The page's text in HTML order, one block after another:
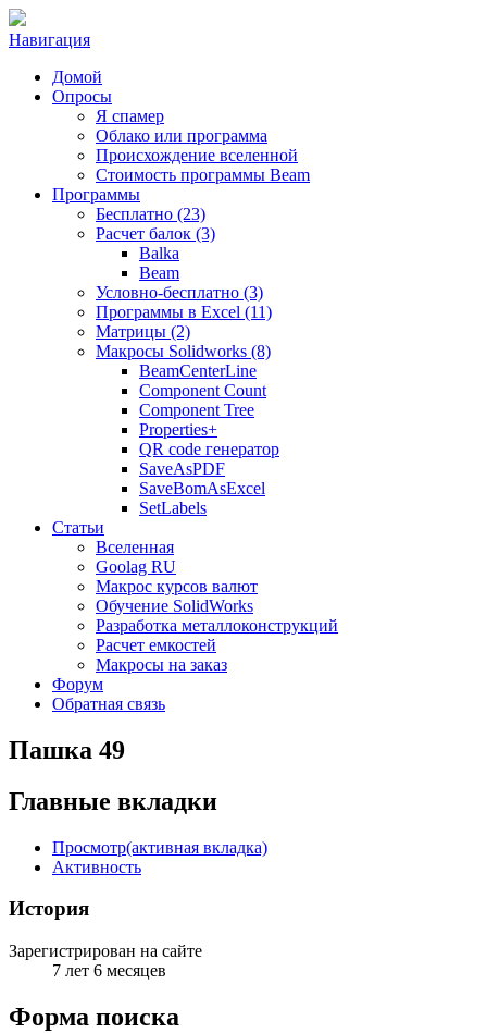
Навигация
Домой
Опросы
Я спамер
Облако или программа
Происхождение вселенной
Стоимость программы Beam
Программы
Бесплатно (23)
Расчет балок (3)
Balka
Beam
Условно-бесплатно (3)
Программы в Excel (11)
Матрицы (2)
Макросы Solidworks (8)
BeamCenterLine
Component Count
Component Tree
Properties+
QR code генератор
SaveAsPDF
SaveBomAsExcel
SetLabels
Статьи
Вселенная
Goolag RU
Макрос курсов валют
Обучение SolidWorks
Разработка металлоконструкций
Расчет емкостей
Макросы на заказ
Форум
Обратная связь
Пашка 49
Главные вкладки
Просмотр(активная вкладка)
Активность
История
Зарегистрирован на сайте
7 лет 6 месяцев
Форма поиска